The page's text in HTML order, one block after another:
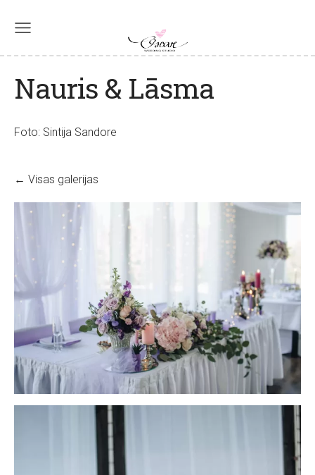
Nauris & Lāsma
Foto: Sintija Sandore
Visas galerijas